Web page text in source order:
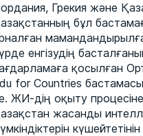
Грекия және
бұл
енгізудің
қосылған
for Countries
ЖИ-дің оқыту
жасанды